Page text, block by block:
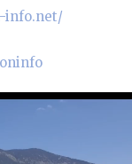
info.net/